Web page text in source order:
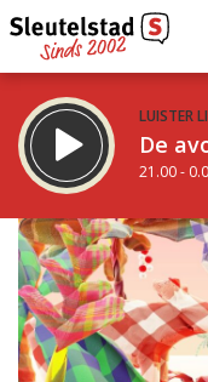
LUISTER
De
21.00 -
STRAKS:
De nacht van
0.00 - 6.00 uur
Vorig uur
Inklappen